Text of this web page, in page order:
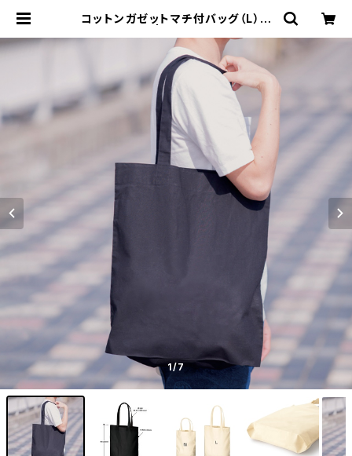
コットンガゼットマチ付バッグ（L）ブ
促 ミスターギフト
1/7